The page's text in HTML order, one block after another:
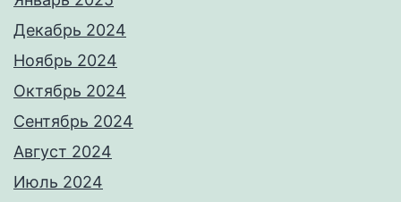
Декабрь 2024
Ноябрь 2024
Октябрь 2024
Сентябрь 2024
Август 2024
Июль 2024